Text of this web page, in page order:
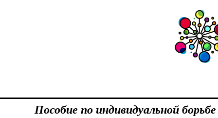
Пособие по индивидуальной